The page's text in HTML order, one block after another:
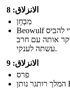
الانزلاق: 8
מִבְחָן
Beowulf חייב להביס את מכשפת הביצה הרעה להציל את הדנים. כדי להביס
אותה עם חרב
עשתה לענקי.
الانزلاق: 9
פרס